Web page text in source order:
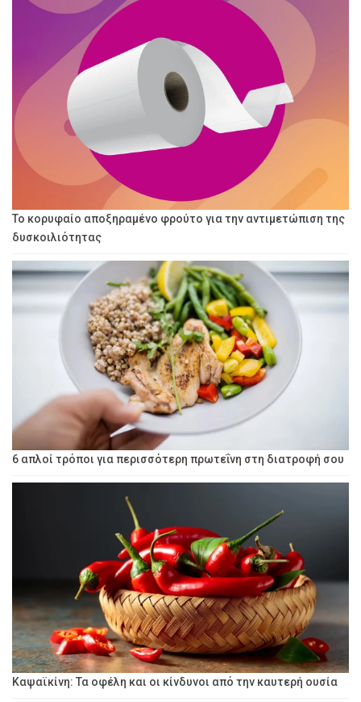
Το κορυφαίο αποξηραμένο φρούτο για την αντιμετώπιση της
δυσκοιλιότητας
6 απλοί τρόποι για περισσότερη πρωτεΐνη στη διατροφή σου
Καψαϊκίνη: Τα οφέλη και οι κίνδυνοι από την καυτερή ουσία